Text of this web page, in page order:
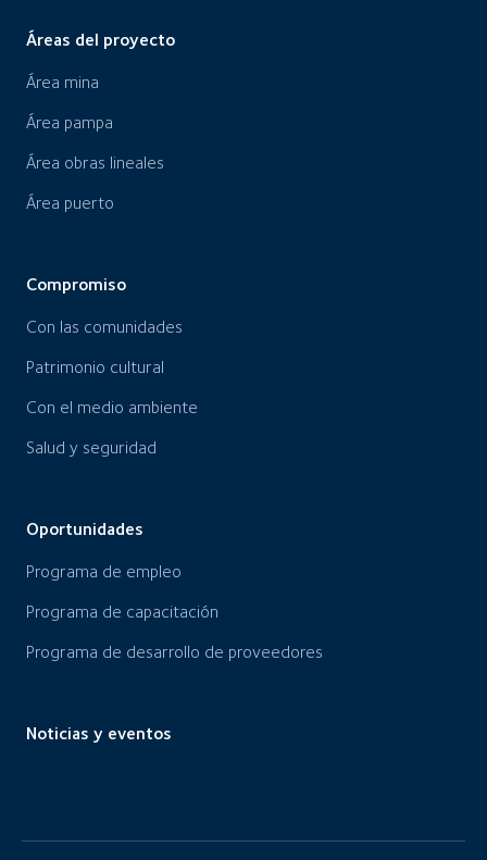
Áreas del proyecto
Área mina
Área pampa
Área obras lineales
Área puerto
Compromiso
Con las comunidades
Patrimonio cultural
Con el medio ambiente
Salud y seguridad
Oportunidades
Programa de empleo
Programa de capacitación
Programa de desarrollo de proveedores
Noticias y eventos